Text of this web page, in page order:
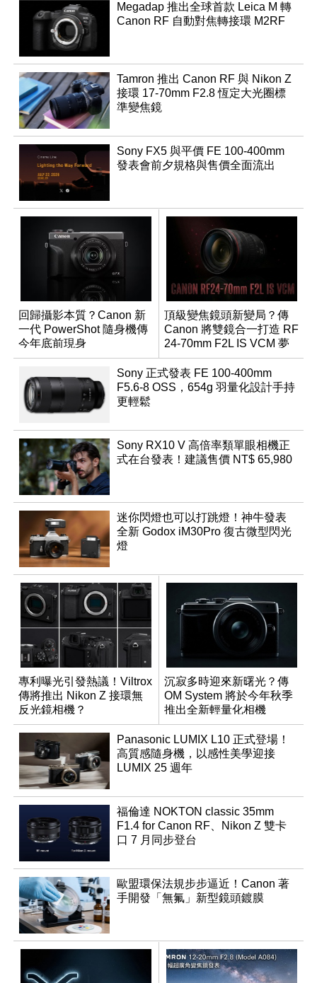
Megadap 推出全球首款 Leica M 轉
Canon RF 自動對焦轉接環 M2RF
Tamron 推出 Canon RF 與 Nikon Z
接環 17-70mm F2.8 恆定大光圈標
準變焦鏡
Sony FX5 與平價 FE 100-400mm
發表會前夕規格與售價全面流出
回歸攝影本質？Canon 新
一代 PowerShot 隨身機傳
今年底前現身
頂級變焦鏡頭新變局？傳
Canon 將雙鏡合一打造 RF
24-70mm F2L IS VCM 夢
幻規格
Sony 正式發表 FE 100-400mm
F5.6-8 OSS，654g 羽量化設計手持
更輕鬆
Sony RX10 V 高倍率類單眼相機正
式在台發表！建議售價 NT$ 65,980
迷你閃燈也可以打跳燈！神牛發表
全新 Godox iM30Pro 復古微型閃光
燈
專利曝光引發熱議！Viltrox
傳將推出 Nikon Z 接環無
反光鏡相機？
沉寂多時迎來新曙光？傳
OM System 將於今年秋季
推出全新輕量化相機
Panasonic LUMIX L10 正式登場！
高質感隨身機，以感性美學迎接
LUMIX 25 週年
福倫達 NOKTON classic 35mm
F1.4 for Canon RF、Nikon Z 雙卡
口 7 月同步登台
歐盟環保法規步步逼近！Canon 著
手開發「無氟」新型鏡頭鍍膜